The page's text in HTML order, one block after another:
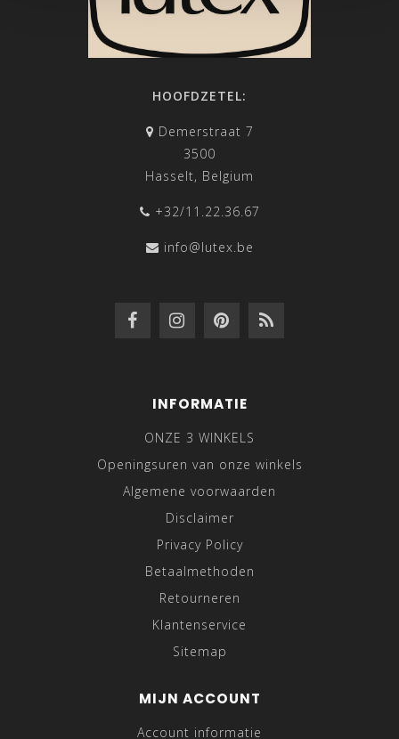
HOOFDZETEL:
Demerstraat 7
3500
Hasselt, Belgium
+32/11.22.36.67
info@lutex.be
INFORMATIE
ONZE 3 WINKELS
Openingsuren van onze winkels
Algemene voorwaarden
Disclaimer
Privacy Policy
Betaalmethoden
Retourneren
Klantenservice
Sitemap
MIJN ACCOUNT
Account informatie